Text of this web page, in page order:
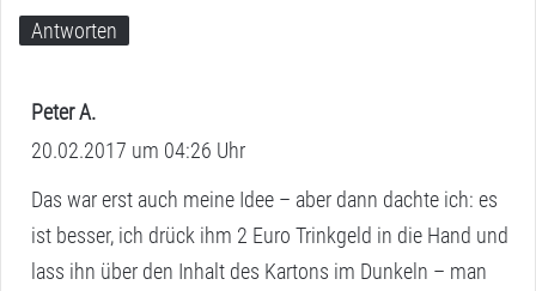
Antworten
Peter A.
a
t
20.02.2017 um 04:26 Uhr
Das war erst auch meine Idee – aber dann dachte ich: es
ist besser, ich drück ihm 2 Euro Trinkgeld in die Hand und
lass ihn über den Inhalt des Kartons im Dunkeln – man